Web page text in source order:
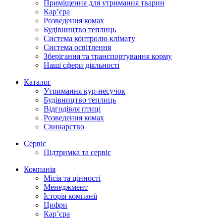
Приміщення для утримання тварин
Кар’єра
Розведення комах
Будівництво теплиць
Система контролю клімату
Система освітлення
Зберігання та транспортування корму
Наші сфери діяльності
Каталог
Утримання кур-несучок
Будівництво теплиць
Відгодівля птиці
Розведення комах
Свинарство
Сервіс
Підтримка та сервіс
Компанія
Місія та цінності
Менеджмент
Історія компанії
Цифри
Кар’єра